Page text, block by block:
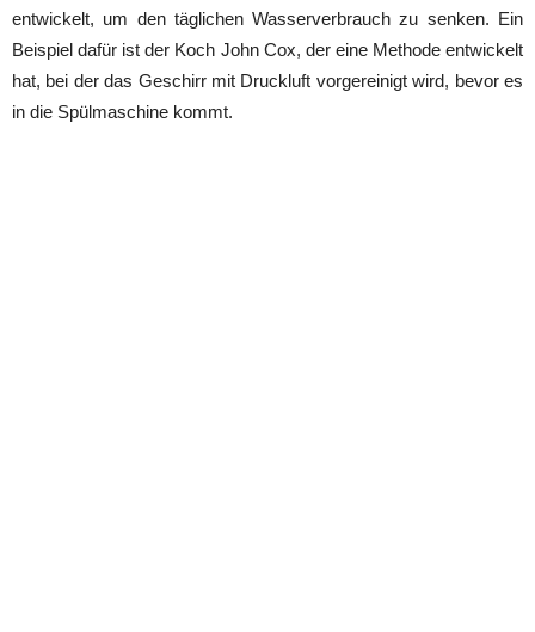
entwickelt, um den täglichen Wasserverbrauch zu senken. Ein
Beispiel dafür ist der Koch John Cox, der eine Methode entwickelt
hat, bei der das Geschirr mit Druckluft vorgereinigt wird, bevor es
in die Spülmaschine kommt.